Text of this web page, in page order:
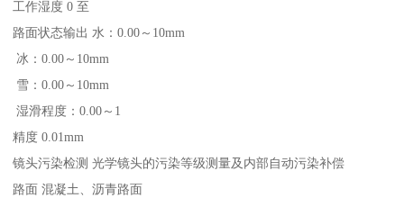
工作湿度 0 至
路面状态输出 水：0.00～10mm
冰：0.00～10mm
雪：0.00～10mm
湿滑程度：0.00～1
精度 0.01mm
镜头污染检测 光学镜头的污染等级测量及内部自动污染补偿
路面 混凝土、沥青路面